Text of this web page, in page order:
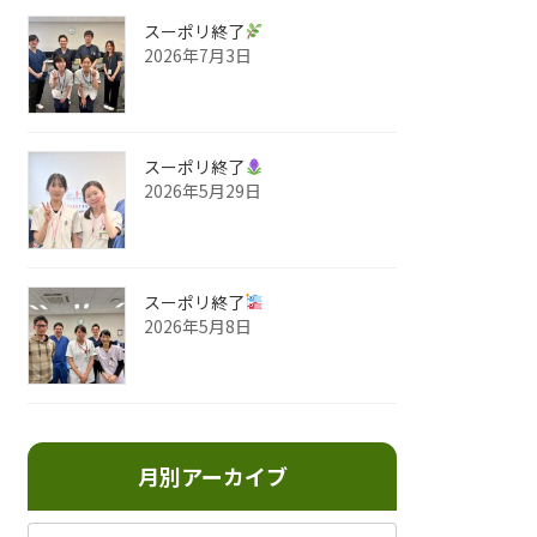
スーポリ終了
2026年7月3日
スーポリ終了
2026年5月29日
スーポリ終了
2026年5月8日
月別アーカイブ